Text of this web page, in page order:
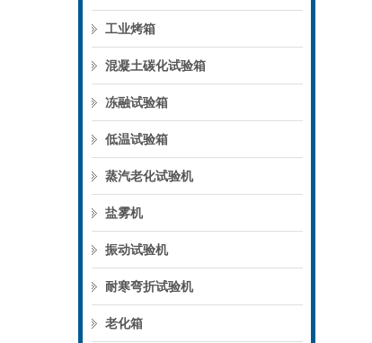
工业烤箱
混凝土碳化试验箱
冻融试验箱
低温试验箱
蒸汽老化试验机
盐雾机
振动试验机
耐寒弯折试验机
老化箱